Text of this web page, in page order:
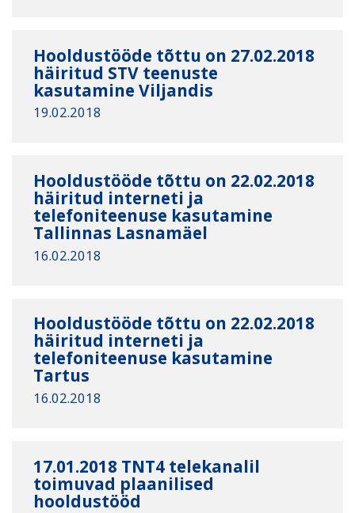
Hooldustööde tõttu on 27.02.2018
häiritud STV teenuste
kasutamine Viljandis
19.02.2018
Hooldustööde tõttu on 22.02.2018
häiritud interneti ja
telefoniteenuse kasutamine
Tallinnas Lasnamäel
16.02.2018
Hooldustööde tõttu on 22.02.2018
häiritud interneti ja
telefoniteenuse kasutamine
Tartus
16.02.2018
17.01.2018 TNT4 telekanalil
toimuvad plaanilised
hooldustööd